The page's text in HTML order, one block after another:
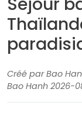
Créé par Bao
Bao Hanh 2026-